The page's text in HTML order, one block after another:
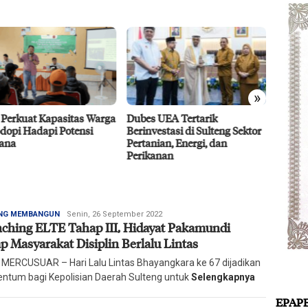
»
Kapasitas Warga
Hadapi Potensi
Dubes UEA Tertarik
Berinvestasi di Sulteng Sektor
Pertanian, Energi, dan
Perikanan
CPO
Agro
2026
MEMBANGUNRedaksi
Harian
Mercusuar
Senin, 26 September 2022
ELTE Tahap III, Hidayat Pakamundi
Masyarakat Disiplin Berlalu Lintas
MERCUSUAR – Hari Lalu Lintas Bhayangkara ke 67 dijadikan
bagi Kepolisian Daerah Sulteng untukSelengkapnya